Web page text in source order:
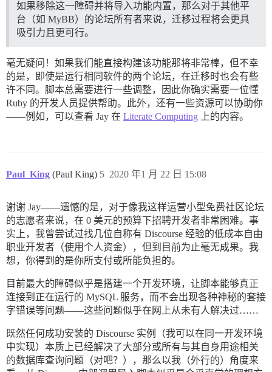
如果移除这一障碍并将导入功能内置，那么对于其他平
台（如 MyBB）的论坛所有者来说，迁移过程将会更具
吸引力且更可行。
毫无疑问！如果我们能直接构建该功能那将非常棒，但不幸
的是，即使是运行相同软件的两个论坛，在迁移时也会有些
许不同。脚本总需要进行一些调整，因此你确实需要一位懂
Ruby 的开发人员提供帮助。此外，还有一些资源可以协助你
——例如，可以查看 Jay 在 Literate Computing 上的内容。
Paul_King (Paul King) 2020 年1 月 22 日 15:08
5
谢谢 Jay——遗憾的是，对于像我这样运营小型免费社区论坛
的志愿者来说，在 0 美元的预算下招聘开发者非常困难。事
实上，我曾尝试过找几位自称有 Discourse 经验的低成本自由
职业开发者（使用个人资金），但到目前为止毫无成果。我
想，你得到的是你所支付或所能负担的。
目前最大的障碍似乎是搭建一个开发环境，让脚本能够真正
连接到正在运行的 MySQL 服务，而不会出现各种神秘的套接
字错误等问题——这些问题似乎在网上从未有人解决过……
既然任何成功安装的 Discourse 实例（我可以在同一开发环境
中实现）本质上已经解决了大部分或所有与其自身用途相关
的数据库查询问题（对吧？），那么以我（外行的）角度来